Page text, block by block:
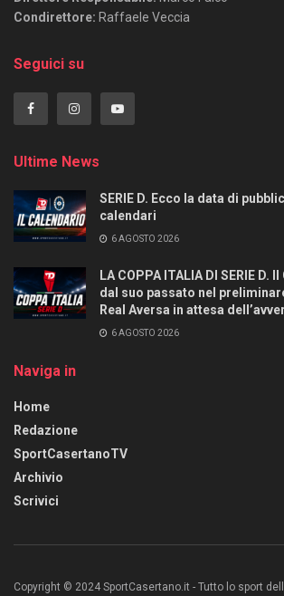
Condirettore: Raffaele Veccia
Seguici su
Ultime News
SERIE D. Ecco la data di
calendari
6 AGOSTO 2026
LA COPPA ITALIA DI SERIE
dal suo passato nel
Real Aversa in attesa
6 AGOSTO 2026
Naviga in
Home
Redazione
SportCasertanoTV
Archivio
Scrivici
Copyright © 2024 SportCasertano.it - Tutto lo sport